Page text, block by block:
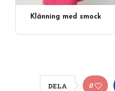
Klänning med smock
DELA 0